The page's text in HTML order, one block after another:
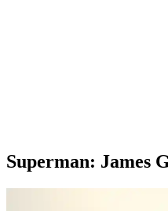
Superman: James